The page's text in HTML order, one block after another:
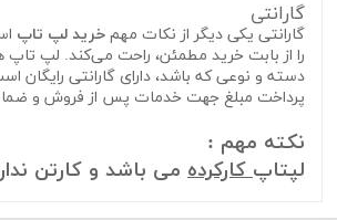
گارانتی
گارانتی یکی دیگر از نکات مهم خرید لپ تاپ
را از بابت خرید مطمئن، راحت می‌کند. لپ تاپ‌
دسته و نوعی که باشد، دارای گارانتی رایگان
پرداخت مبلغ جهت خدمات پس از فروش و
نکته مهم :
لپتاپکارکرده می باشد و کارتن